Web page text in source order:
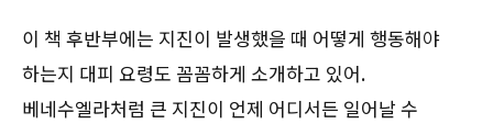
이 책 후반부에는 지진이 발생했을 때 어떻게 행동해야
하는지 대피 요령도 꼼꼼하게 소개하고 있어.
베네수엘라처럼 큰 지진이 언제 어디서든 일어날 수